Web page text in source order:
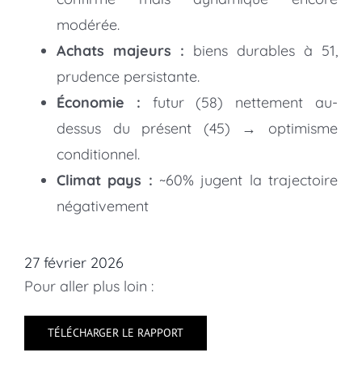
modérée.
Achats majeurs : biens durables à 51,
prudence persistante.
Économie : futur (58) nettement au-
dessus du présent (45) → optimisme
conditionnel.
Climat pays : ~60% jugent la trajectoire
négativement
27 février 2026
Pour aller plus loin :
TÉLÉCHARGER LE RAPPORT